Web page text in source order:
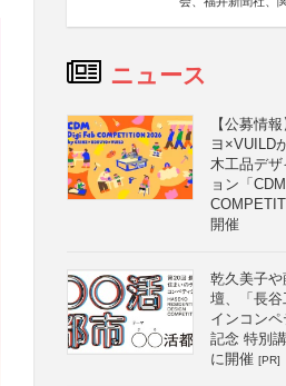
ニュース
【公募情
ヨ×VUILD
木工品デ
ョン「
開催
乾久美子
壇、「長
インコン
記念 特別
に開催 [PR]